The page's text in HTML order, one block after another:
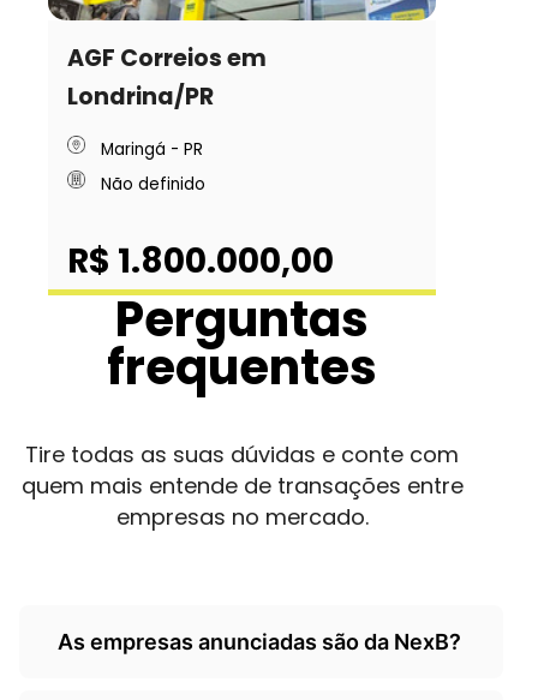
AGF Correios em
Londrina/PR
Maringá - PR
Não definido
R$ 1.800.000,00
Perguntas
frequentes
Tire todas as suas dúvidas e conte com
quem mais entende de transações entre
empresas no mercado.
As empresas anunciadas são da NexB?